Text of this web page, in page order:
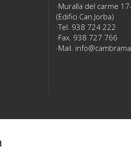
Muralla del carme
(Edifici Can Jorba)
Tel. 938 724 222
Fax. 938 727 766
Mail.